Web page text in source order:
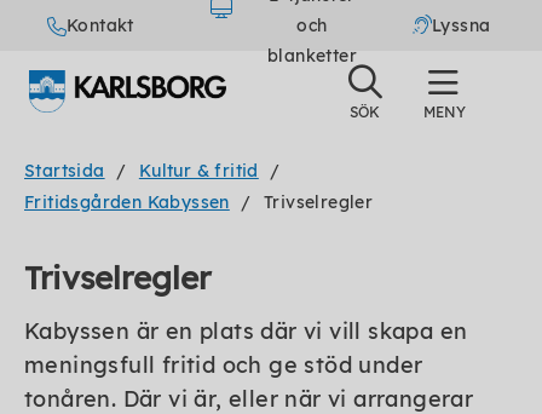
Kontakt
och
blanketter
Lyssna
Startsida
Kultur & fritid
Fritidsgården Kabyssen
Trivselregler
Trivselregler
Kabyssen är en plats där vi vill skapa en
meningsfull fritid och ge stöd under
tonåren. Där vi är, eller när vi arrangerar